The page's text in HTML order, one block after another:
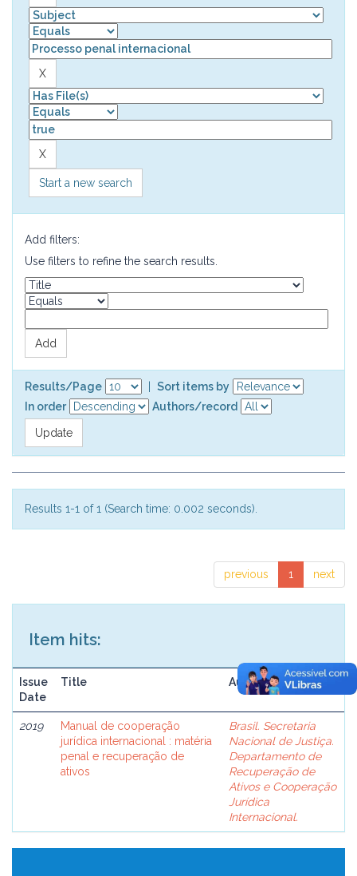
Start a new search
Add filters:
Use filters to refine the search results.
Results/Page
Sort items by
In order
Authors/record
Results 1-1 of 1 (Search time: 0.002 seconds).
previous 1 next
Item hits:
Issue
Date
Title Author(s)
2019
Manual de cooperação
jurídica internacional : matéria
penal e recuperação de
ativos
Brasil. Secretaria
Nacional de Justiça.
Departamento de
Recuperação de
Ativos e Cooperação
Jurídica
Internacional.